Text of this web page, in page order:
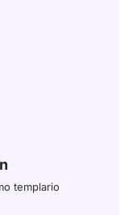
templario